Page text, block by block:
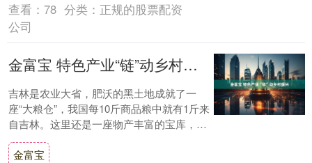
查看： 78 分类： 正规的股票配资
公司
金富宝 特色产业“链”动乡村振兴
吉林是农业大省，肥沃的黑土地成就了一
座“大粮仓”，我国每10斤商品粮中就有1斤来
自吉林。这里还是一座物产丰富的宝库，人
参、鹿茸、灵芝、木耳……白山松水黑土
间，孕....
金富宝